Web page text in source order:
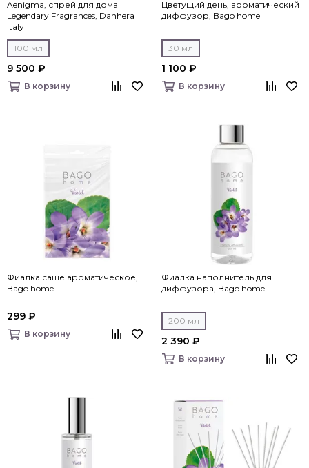
Aenigma, спрей для дома
Legendary Fragrances, Danhera
Italy
100 мл
9 500 ₽
В корзину
Цветущий день, ароматический
диффузор, Bago home
30 мл
1 100 ₽
В корзину
Фиалка саше ароматическое,
Bago home
299 ₽
В корзину
Фиалка наполнитель для
диффузора, Bago home
200 мл
2 390 ₽
В корзину